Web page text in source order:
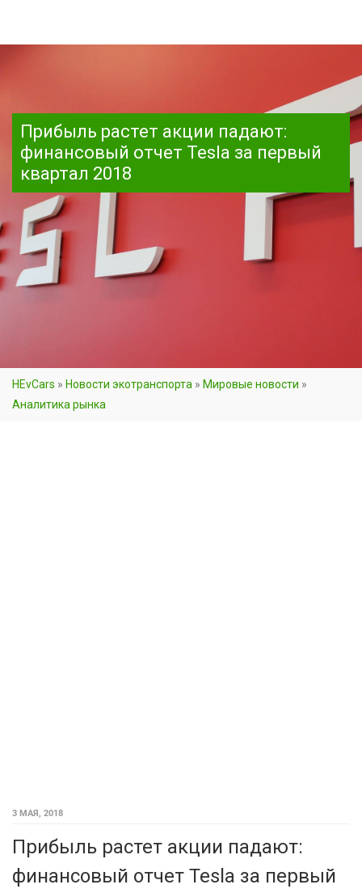
Прибыль растет акции падают:
финансовый отчет Tesla за первый
квартал 2018
HEvCars » Новости экотранспорта » Мировые новости »
Аналитика рынка
3 МАЯ, 2018
Прибыль растет акции падают:
финансовый отчет Tesla за первый